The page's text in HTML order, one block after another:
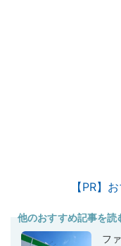
【PR】
他のおすすめ記事を読
フ